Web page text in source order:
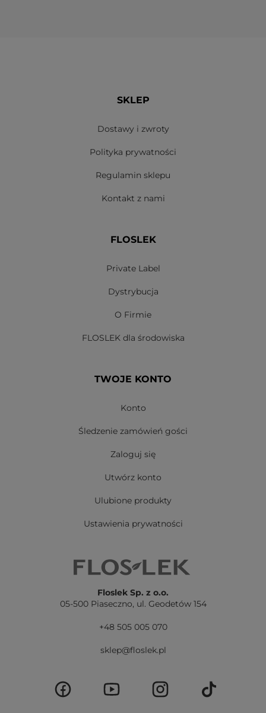
SKLEP
Dostawy i zwroty
Polityka prywatności
Regulamin sklepu
Kontakt z nami
FLOSLEK
Private Label
Dystrybucja
O Firmie
FLOSLEK dla środowiska
TWOJE KONTO
Konto
Śledzenie zamówień gości
Zaloguj się
Utwórz konto
Ulubione produkty
Ustawienia prywatności
Floslek Sp. z o.o.
05-500 Piaseczno, ul. Geodetów 154
+48 505 005 070
sklep@floslek.pl